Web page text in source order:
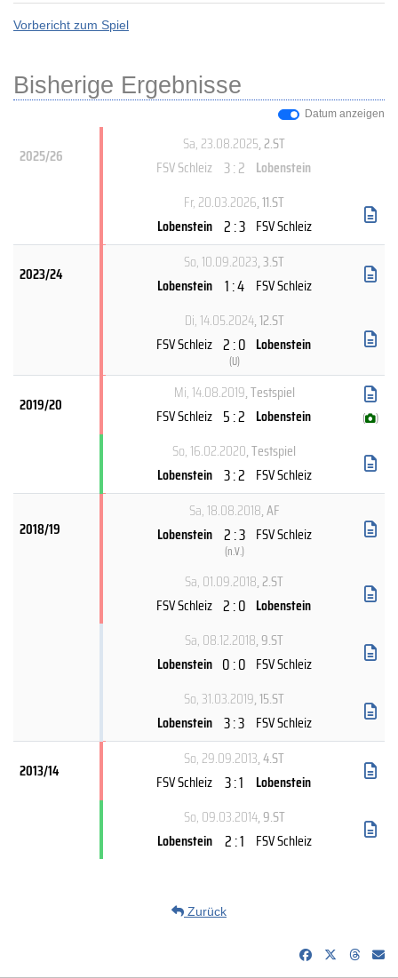
Vorbericht zum Spiel
Bisherige Ergebnisse
Datum anzeigen
2025/26
Sa, 23.08.2025, 2.ST
FSV Schleiz 3 : 2 Lobenstein
Fr, 20.03.2026, 11.ST
Lobenstein 2 : 3 FSV Schleiz
2023/24
So, 10.09.2023, 3.ST
Lobenstein 1 : 4 FSV Schleiz
Di, 14.05.2024, 12.ST
FSV Schleiz 2 : 0
(U)
Lobenstein
2019/20
Mi, 14.08.2019, Testspiel
FSV Schleiz 5 : 2 Lobenstein ( )
So, 16.02.2020, Testspiel
Lobenstein 3 : 2 FSV Schleiz
2018/19
Sa, 18.08.2018, AF
Lobenstein 2 : 3
(n.V.)
FSV Schleiz
Sa, 01.09.2018, 2.ST
FSV Schleiz 2 : 0 Lobenstein
Sa, 08.12.2018, 9.ST
Lobenstein 0 : 0 FSV Schleiz
So, 31.03.2019, 15.ST
Lobenstein 3 : 3 FSV Schleiz
2013/14
So, 29.09.2013, 4.ST
FSV Schleiz 3 : 1
Lobenstein
So, 09.03.2014, 9.ST
Lobenstein 2 : 1 FSV Schleiz
Zurück